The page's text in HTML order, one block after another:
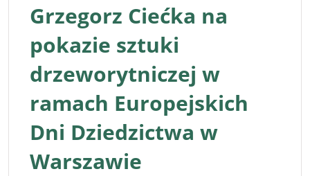
Grzegorz Ciećka na
pokazie sztuki
drzeworytniczej w
ramach Europejskich
Dni Dziedzictwa w
Warszawie